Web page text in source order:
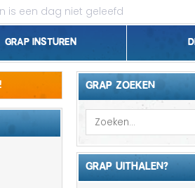
is een dag niet geleefd
Grap insturen
Bel
18+ en
GRAP ZOEKEN
GRAP UITHALEN?